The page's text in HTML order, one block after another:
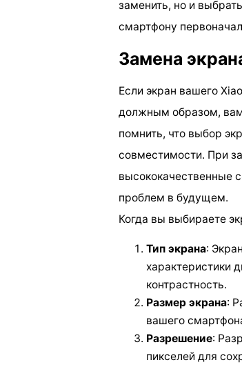
заменить, но и
смартфону
Замена
Если экран вашего
должным образом,
помнить, что выбор
совместимости. При
высококачественные
проблем в будущем.
Когда вы выбираете
Тип экрана:
характеристики
контрастность.
Размер экрана:
вашего
Разрешение:
пикселей для